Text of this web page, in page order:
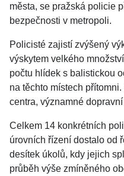
města, se pražská policie
bezpečnosti v metropoli.
Policisté zajistí zvýšený
výskytem velkého
počtu hlídek s balistickou
na těchto místech
centra, významné
Celkem 14 konkrétních
úrovních řízení dostalo od
desítek úkolů, kdy jejich
průběh výše zmíněného